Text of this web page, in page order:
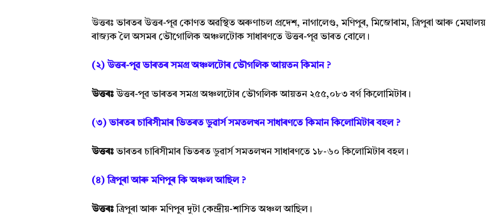
উত্তৰঃ ভাৰতৰ উত্তৰ-পূৱ কোণত অৱস্থিত অৰুণাচল প্ৰদেশ, নাগালেণ্ড, মণিপুৰ, মিজোৰাম, ত্ৰিপুৰা আৰু মেঘালয়
ৰাজ্যক লৈ অসমৰ ভৌগোলিক অঞ্চলটোক সাধাৰণতে উত্তৰ-পূৱ ভাৰত বোলে।
(২) উত্তৰ-পূৱ ভাৰতৰ সমগ্ৰ অঞ্চলটোৰ ভৌগলিক আয়তন কিমান ?
উত্তৰঃ উত্তৰ-পূৱ ভাৰতৰ সমগ্ৰ অঞ্চলটোৰ ভৌগলিক আয়তন ২৫৫,০৮৩ বৰ্গ কিলোমিটাৰ।
(৩) ভাৰতৰ চাৰিসীমাৰ ভিতৰত ডুৱাৰ্স সমতলখন সাধাৰণতে কিমান কিলোমিটাৰ বহল ?
উত্তৰঃভাৰতৰ চাৰিসীমাৰ ভিতৰত ডুৱাৰ্স সমতলখন সাধাৰণতে ১৮-৬০ কিলোমিটাৰ বহল।
(৪) ত্ৰিপুৰা আৰু মণিপুৰ কি অঞ্চল আছিল ?
উত্তৰঃত্ৰিপুৰা আৰু মণিপুৰ দুটা কেন্দ্ৰীয়-শাসিত অঞ্চল আছিল।